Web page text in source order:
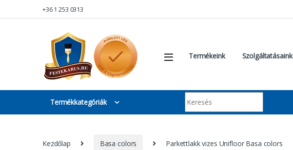
Skip to navigation
Skip to content+36 1 253 0313
Termékeink Szolgáltatásaink
Termékkategóriák
Kezdőlap Basa colors Parkettlakk vizes Unifloor Basa colors